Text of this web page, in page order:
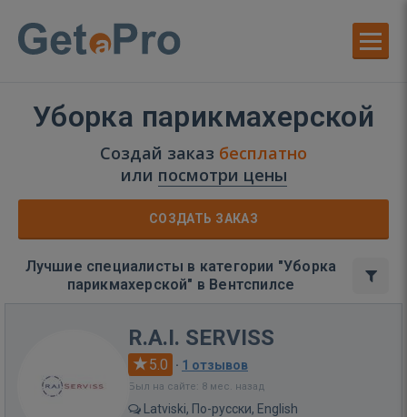
Уборка парикмахерской
Создай заказ бесплатно
или посмотри цены
СОЗДАТЬ ЗАКАЗ
Лучшие специалисты в категории "Уборка
парикмахерской" в Вентспилсе
R.A.I. SERVISS
5.0 · 1 отзывов
Был на сайте: 8 мес. назад
Latviski, По-русски, English